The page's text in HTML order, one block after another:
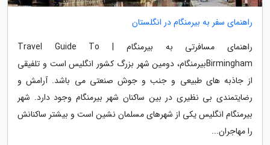
راهنمای سفر به بیرمنگام در انگلستان
راهنمای مسافرتی به بیرمنگام | Travel Guide To
Birminghamبیرمنگام، دومین شهر بزرگ کشور انگلیس است و تلفیقی
از جاذبه های طبیعی و جنب و جوش صنعتی می باشد. آرامش و
رضایتمندی بی نظیری در بین ساکنان شهر بیرمنگام وجود دارد. شهر
بیرمنگام انگلیس یکی از شهرهای مسلمان نشین است و بیشتر ساکنانش
را مهاجران...